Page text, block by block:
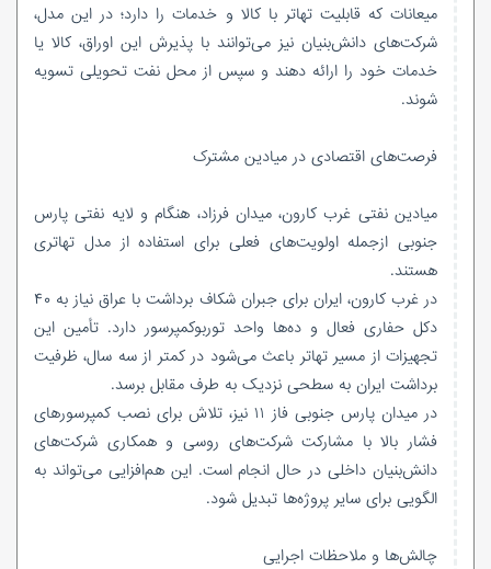
میعانات که قابلیت تهاتر با کالا و خدمات را دارد؛ در این مدل،
شرکت‌های دانش‌بنیان نیز می‌توانند با پذیرش این اوراق، کالا یا
خدمات خود را ارائه دهند و سپس از محل نفت تحویلی تسویه
شوند.
فرصت‌های اقتصادی در میادین مشترک
میادین نفتی غرب کارون، میدان فرزاد، هنگام و لایه نفتی پارس
جنوبی ازجمله اولویت‌های فعلی برای استفاده از مدل تهاتری
هستند.
در غرب کارون، ایران برای جبران شکاف برداشت با عراق نیاز به ۴۰
دکل حفاری فعال و ده‌ها واحد توربوکمپرسور دارد. تأمین این
تجهیزات از مسیر تهاتر باعث می‌شود در کمتر از سه سال، ظرفیت
برداشت ایران به سطحی نزدیک به طرف مقابل برسد.
در میدان پارس جنوبی فاز ۱۱ نیز، تلاش برای نصب کمپرسورهای
فشار بالا با مشارکت شرکت‌های روسی و همکاری شرکت‌های
دانش‌بنیان داخلی در حال انجام است. این هم‌افزایی می‌تواند به
الگویی برای سایر پروژه‌ها تبدیل شود.
چالش‌ها و ملاحظات اجرایی